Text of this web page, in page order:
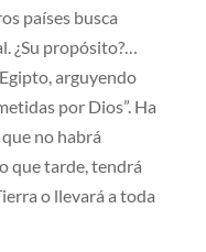
países busca
¿Su propósito?…
arguyendo
por Dios”. Ha
no habrá
que tarde, tendrá
o llevará a toda